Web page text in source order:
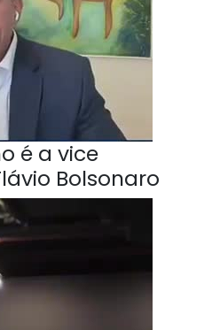
é a vice
Bolsonaro